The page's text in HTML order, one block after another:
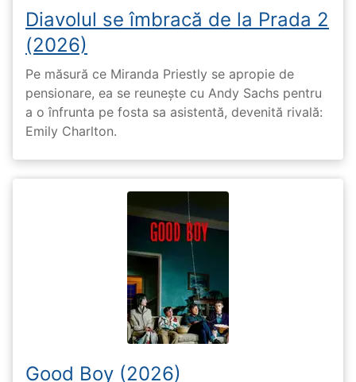
Diavolul se îmbracă de la Prada 2
(2026)
Pe măsură ce Miranda Priestly se apropie de
pensionare, ea se reunește cu Andy Sachs pentru
a o înfrunta pe fosta sa asistentă, devenită rivală:
Emily Charlton.
Good Boy (2026)